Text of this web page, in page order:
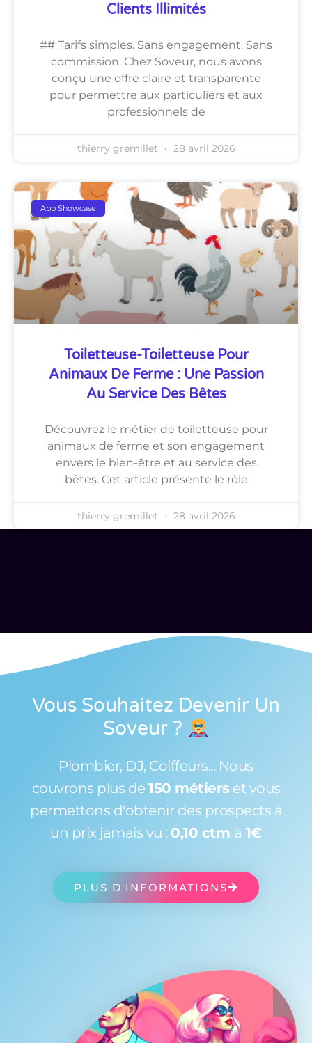
Clients Illimités
## Tarifs simples. Sans engagement. Sans
commission. Chez Soveur, nous avons
conçu une offre claire et transparente
pour permettre aux particuliers et aux
professionnels de
thierry gremillet 28 avril 2026
App Showcase
Toiletteuse-Toiletteuse Pour
Animaux De Ferme : Une Passion
Au Service Des Bêtes
Découvrez le métier de toiletteuse pour
animaux de ferme et son engagement
envers le bien-être et au service des
bêtes. Cet article présente le rôle
thierry gremillet 28 avril 2026
Vous Souhaitez Devenir Un
Soveur ?
Plombier, DJ, Coiffeurs... Nous
couvrons plus de 150 métiers et vous
permettons d'obtenir des prospects à
un prix jamais vu : 0,10 ctm à 1€
PLUS D'INFORMATIONS